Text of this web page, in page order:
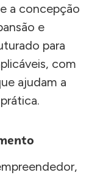
a concepção
e
para
com
ajudam a